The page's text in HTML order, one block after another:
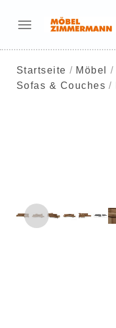
Startseite Möbel
Sofas & Couches